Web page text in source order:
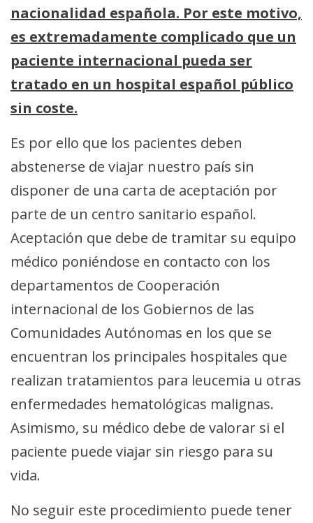
nacionalidad española. Por este motivo,
es extremadamente complicado que un
paciente internacional pueda ser
tratado en un hospital español público
sin coste.
Es por ello que los pacientes deben
abstenerse de viajar nuestro país sin
disponer de una carta de aceptación por
parte de un centro sanitario español.
Aceptación que debe de tramitar su equipo
médico poniéndose en contacto con los
departamentos de Cooperación
internacional de los Gobiernos de las
Comunidades Autónomas en los que se
encuentran los principales hospitales que
realizan tratamientos para leucemia u otras
enfermedades hematológicas malignas.
Asimismo, su médico debe de valorar si el
paciente puede viajar sin riesgo para su
vida.
No seguir este procedimiento puede tener